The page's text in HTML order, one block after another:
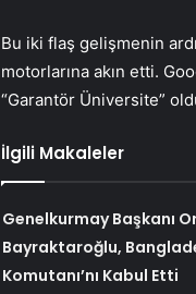
Bu iki flaş gelişmenin
motorlarına akın etti.
“Garantör Üniversite”
İlgili Makaleler
Genelkurmay Başkanı
Bayraktaroğlu,
Komutanı’nı Kabul Etti